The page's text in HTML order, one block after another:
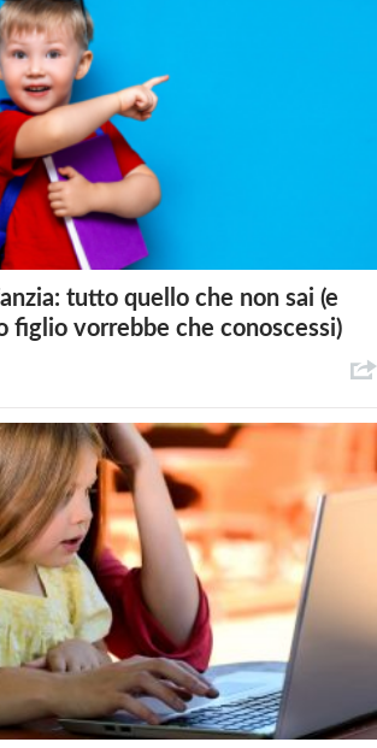
tutto quello che non sai (e
figlio vorrebbe che conoscessi)